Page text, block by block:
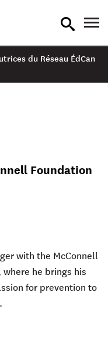
recherche
bascule
du Réseau ÉdCan
Foundation
with the McConnell
he brings his
for prevention to